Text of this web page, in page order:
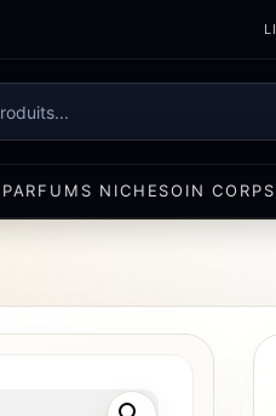
PARFUMS NICHESOIN